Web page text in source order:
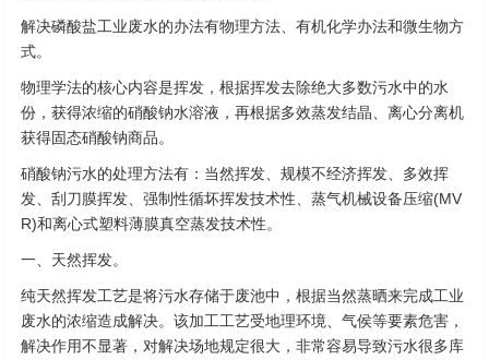
解决磷酸盐工业废水的办法有物理方法、有机化学办法和微生物方
式。
物理学法的核心内容是挥发，根据挥发去除绝大多数污水中的水
份，获得浓缩的硝酸钠水溶液，再根据多效蒸发结晶、离心分离机
获得固态硝酸钠商品。
硝酸钠污水的处理方法有：当然挥发、规模不经济挥发、多效挥
发、刮刀膜挥发、强制性循坏挥发技术性、蒸气机械设备压缩(MV
R)和离心式塑料薄膜真空蒸发技术性。
一、天然挥发。
纯天然挥发工艺是将污水存储于废池中，根据当然蒸晒来完成工业
废水的浓缩造成解决。该加工工艺受地理环境、气侯等要素危害，
解决作用不显著，对解决场地规定很大，非常容易导致污水很多库